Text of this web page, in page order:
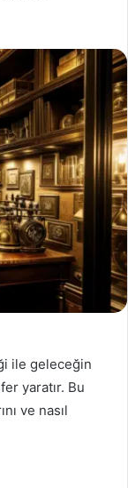
ile geleceğin
yaratır. Bu
ve nasıl